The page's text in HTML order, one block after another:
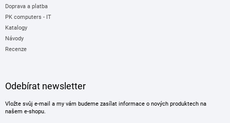
Doprava a platba
PK computers - IT
Katalogy
Návody
Recenze
Odebírat newsletter
Vložte svůj e-mail a my vám budeme zasílat informace o nových produktech na
našem e-shopu.